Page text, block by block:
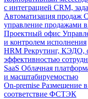
с интеграцией CRM,
Автоматизация продаж
управление продажами
Проектный офис
и контролем исполнения
HRM Рекрутинг, КЭДО,
эффективностью
SaaS Облачная
и масштабируемостью
On-premise Размещение
соответствие ФСТЭК